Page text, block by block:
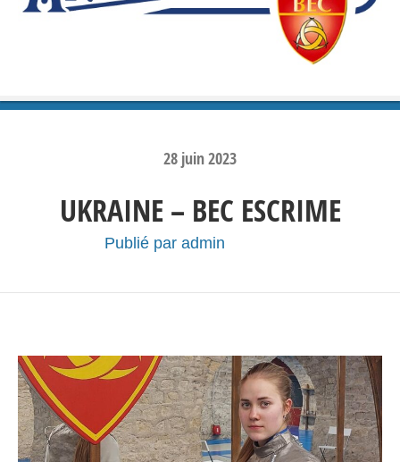
28 juin2023
UKRAINE – BEC ESCRIME
Publié par admin